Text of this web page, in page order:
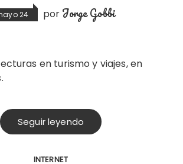
24 por Jorge Gobbi
Seguir leyendo
INTERNET